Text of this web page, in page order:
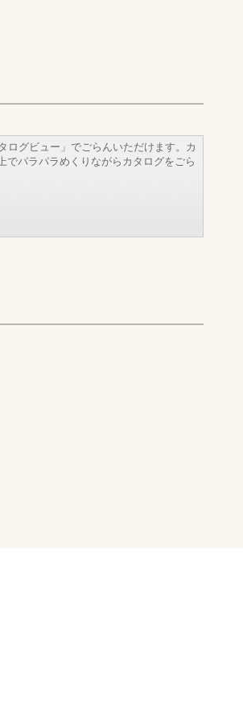
ログビュー」でごらんいただけます。カ
でパラパラめくりながらカタログをごら